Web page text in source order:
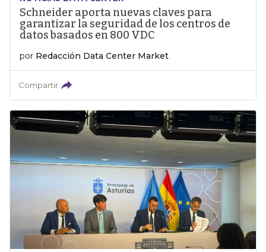
Schneider aporta nuevas claves para
garantizar la seguridad de los centros de
datos basados en 800 VDC
por Redacción Data Center Market
Compartir